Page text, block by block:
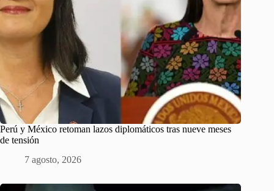
Perú y México retoman lazos diplomáticos tras nueve meses
de tensión
7 agosto, 2026